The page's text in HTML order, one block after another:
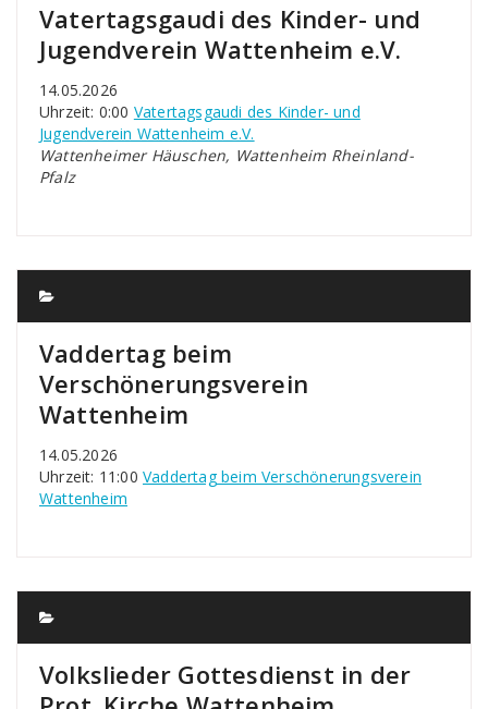
Vatertagsgaudi des Kinder- und
Jugendverein Wattenheim e.V.
14.05.2026
Uhrzeit: 0:00 Vatertagsgaudi des Kinder- und
Jugendverein Wattenheim e.V.
Wattenheimer Häuschen, Wattenheim Rheinland-
Pfalz
Vaddertag beim
Verschönerungsverein
Wattenheim
14.05.2026
Uhrzeit: 11:00 Vaddertag beim Verschönerungsverein
Wattenheim
Volkslieder Gottesdienst in der